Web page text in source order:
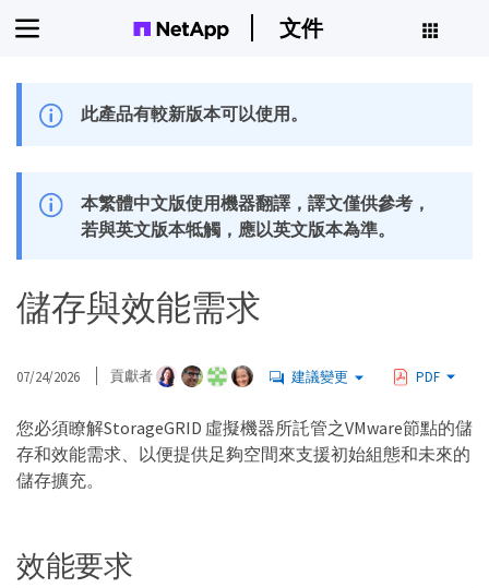
文件
此產品有較新版本可以使用。
本繁體中文版使用機器翻譯，譯文僅供參考，
若與英文版本牴觸，應以英文版本為準。
儲存與效能需求
07/24/2026 貢獻者 建議變更 PDF
您必須瞭解StorageGRID 虛擬機器所託管之VMware節點的儲
存和效能需求、以便提供足夠空間來支援初始組態和未來的
儲存擴充。
效能要求